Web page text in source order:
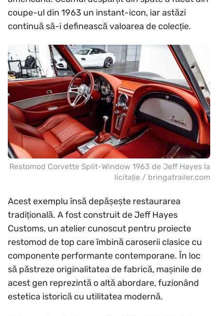
coupe-ul din 1963 un instant-icon, iar astăzi
continuă să-i definească valoarea de colecție.
Restomod Corvette Split-Window 1963 de Jeff Hayes la
licitație / bringatrailer.com
Acest exemplu însă depășește restaurarea
tradițională. A fost construit de Jeff Hayes
Customs, un atelier cunoscut pentru proiecte
restomod de top care îmbină caroserii clasice cu
componente performante contemporane. În loc
să păstreze originalitatea de fabrică, mașinile de
acest gen reprezintă o altă abordare, fuzionând
estetica istorică cu utilitatea modernă.